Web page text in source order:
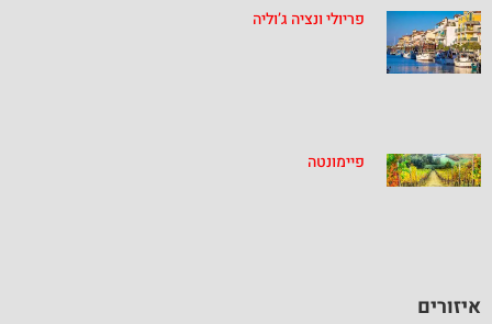
פריולי ונציה ג’וליה
פיימונטה
איזורים